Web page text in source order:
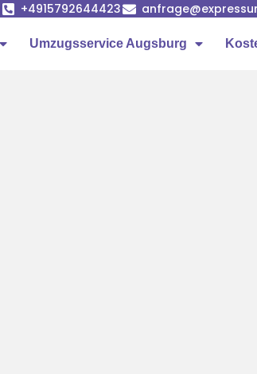
+4915792644423
Umzugsservice Augsburg